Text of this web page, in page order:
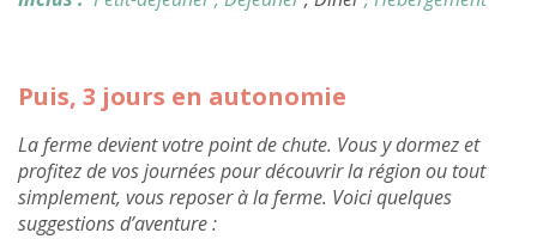
Puis, 3 jours en autonomie
La ferme devient votre point de chute. Vous y dormez et
profitez de vos journées pour découvrir la région ou tout
simplement, vous reposer à la ferme. Voici quelques
suggestions d’aventure :